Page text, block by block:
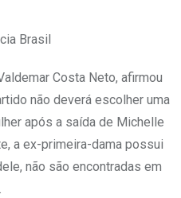
Brasil
Costa Neto, afirmou
não deverá escolher uma
após a saída de Michelle
a ex-primeira-dama possui
não são encontradas em